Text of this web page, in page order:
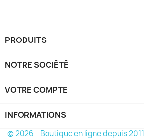
PRODUITS
NOTRE SOCIÉTÉ
VOTRE COMPTE
INFORMATIONS
© 2026 - Boutique en ligne depuis 2011